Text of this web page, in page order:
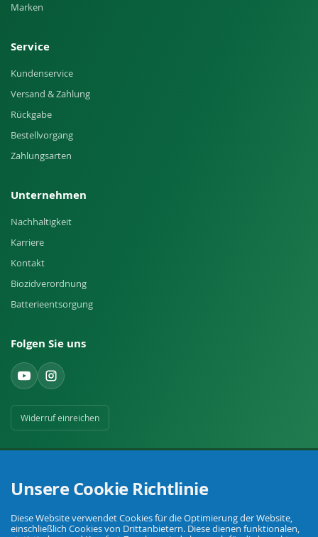
Marken
Service
Kundenservice
Versand & Zahlung
Rückgabe
Bestellvorgang
Zahlungsarten
Unternehmen
Nachhaltigkeit
Karriere
Kontakt
Biozidverordnung
Batterieentsorgung
Folgen Sie uns
Widerruf einreichen
Ihr Fachhandel für Landwirtschaft, Viehhaltung, Haus, Hof und Garten.
Unsere Cookie Richtlinie
Diese Website verwendet Cookies für die Optimierung der Website,
einschließlich Cookies von Drittanbietern. Diese dienen funktionalen,